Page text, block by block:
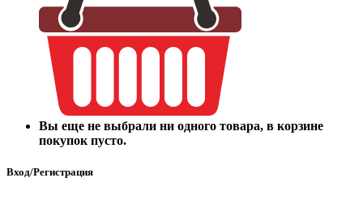
Вы еще не выбрали ни одного товара, в корзине
покупок пусто.
Вход/Регистрация